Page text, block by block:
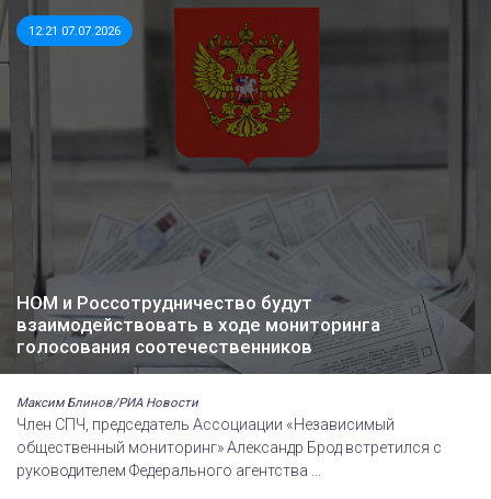
12:21 07.07.2026
НОМ и Россотрудничество будут
взаимодействовать в ходе мониторинга
голосования соотечественников
Максим Блинов/РИА Новости
Член СПЧ, председатель Ассоциации «Независимый
общественный мониторинг» Александр Брод встретился с
руководителем Федерального агентства ...